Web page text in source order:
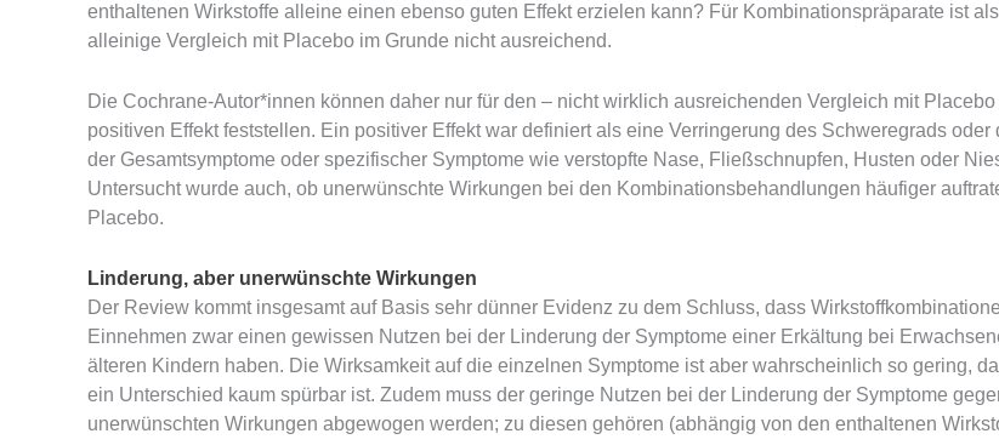
enthaltenen Wirkstoffe alleine einen ebenso guten Effekt erzielen kann? Für Kombinationspräparate ist
alleinige Vergleich mit Placebo im Grunde nicht ausreichend.
Die Cochrane-Autor*innen können daher nur für den – nicht wirklich ausreichenden Vergleich mit
positiven Effekt feststellen. Ein positiver Effekt war definiert als eine Verringerung des Schweregrads oder
der Gesamtsymptome oder spezifischer Symptome wie verstopfte Nase, Fließschnupfen, Husten oder
Untersucht wurde auch, ob unerwünschte Wirkungen bei den Kombinationsbehandlungen häufiger
Placebo.
Linderung, aber unerwünschte Wirkungen
Der Review kommt insgesamt auf Basis sehr dünner Evidenz zu dem Schluss, dass
Einnehmen zwar einen gewissen Nutzen bei der Linderung der Symptome einer Erkältung bei
älteren Kindern haben. Die Wirksamkeit auf die einzelnen Symptome ist aber wahrscheinlich so gering,
ein Unterschied kaum spürbar ist. Zudem muss der geringe Nutzen bei der Linderung der Symptome
unerwünschten Wirkungen abgewogen werden; zu diesen gehören (abhängig von den enthaltenen